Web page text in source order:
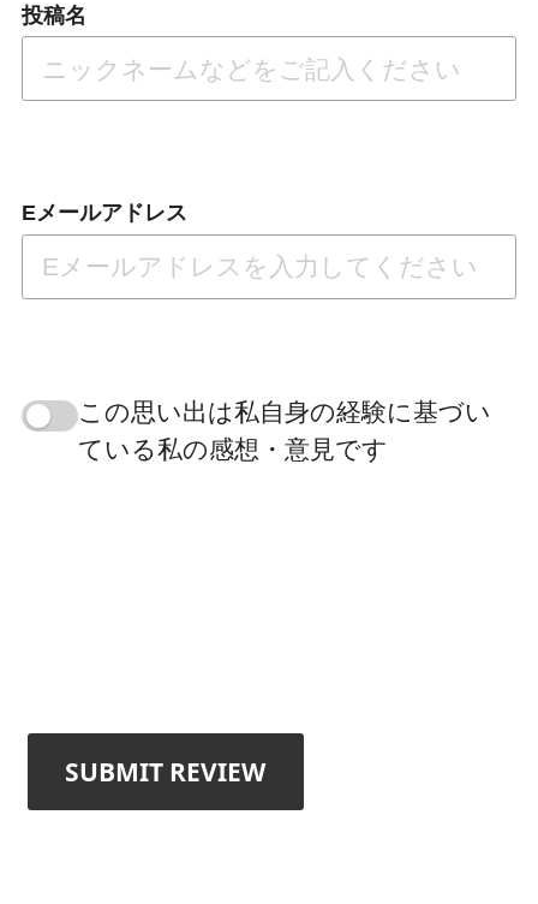
投稿名
Eメールアドレス
この思い出は私自身の経験に基づい
ている私の感想・意見です
SUBMIT REVIEW